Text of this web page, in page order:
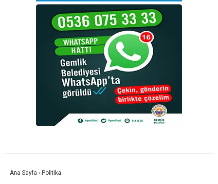
Ana Sayfa › Politika